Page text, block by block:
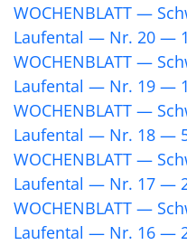
WOCHENBLATT —
Laufental — Nr. 20 —
WOCHENBLATT —
Laufental — Nr. 19 —
WOCHENBLATT —
Laufental — Nr. 18 —
WOCHENBLATT —
Laufental — Nr. 17 —
WOCHENBLATT —
Laufental — Nr. 16 —